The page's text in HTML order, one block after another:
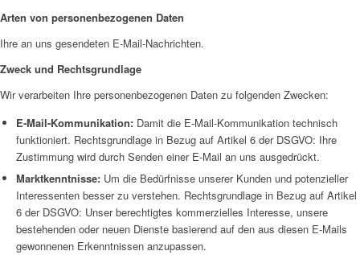
Arten von personenbezogenen Daten
Ihre an uns gesendeten E-Mail-Nachrichten.
Zweck und Rechtsgrundlage
Wir verarbeiten Ihre personenbezogenen Daten zu folgenden Zwecken:
E-Mail-Kommunikation: Damit die E-Mail-Kommunikation technisch
funktioniert. Rechtsgrundlage in Bezug auf Artikel 6 der DSGVO: Ihre
Zustimmung wird durch Senden einer E-Mail an uns ausgedrückt.
Marktkenntnisse: Um die Bedürfnisse unserer Kunden und potenzieller
Interessenten besser zu verstehen. Rechtsgrundlage in Bezug auf Artikel
6 der DSGVO: Unser berechtigtes kommerzielles Interesse, unsere
bestehenden oder neuen Dienste basierend auf den aus diesen E-Mails
gewonnenen Erkenntnissen anzupassen.